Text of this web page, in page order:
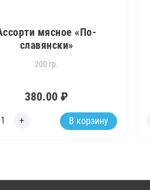
мясное «По-
славянски»
200 гр.
380.00 ₽
В корзину